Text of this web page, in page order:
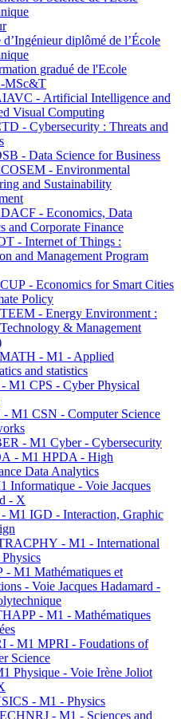
diplômé de l’École
gradué de l'Ecole
-MSc&T
- Artificial Intelligence and
Visual Computing
- Cybersecurity : Threats and
- Data Science for Business
- Environmental
and Sustainability
- Economics, Data
and Corporate Finance
- Internet of Things :
and Management Program
- Economics for Smart Cities
Policy
- Energy Environment :
& Management
- M1 - Applied
and statistics
M1 CPS - Cyber Physical
M1 CSN - Computer Science
- M1 Cyber - Cybersecurity
- M1 HPDA - High
Data Analytics
Informatique - Voie Jacques
- X
M1 IGD - Interaction, Graphic
- M1 - International
M1 Mathématiques et
- Voie Jacques Hadamard -
- M1 - Mathématiques
- M1 MPRI - Foudations of
Science
Physique - Voie Irène Joliot
- M1 - Physics
- M1 - Sciences and